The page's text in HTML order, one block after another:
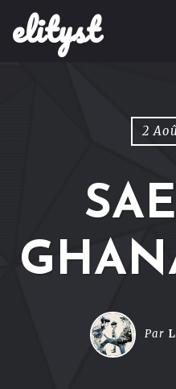
elityst
Skip to content
2
Par